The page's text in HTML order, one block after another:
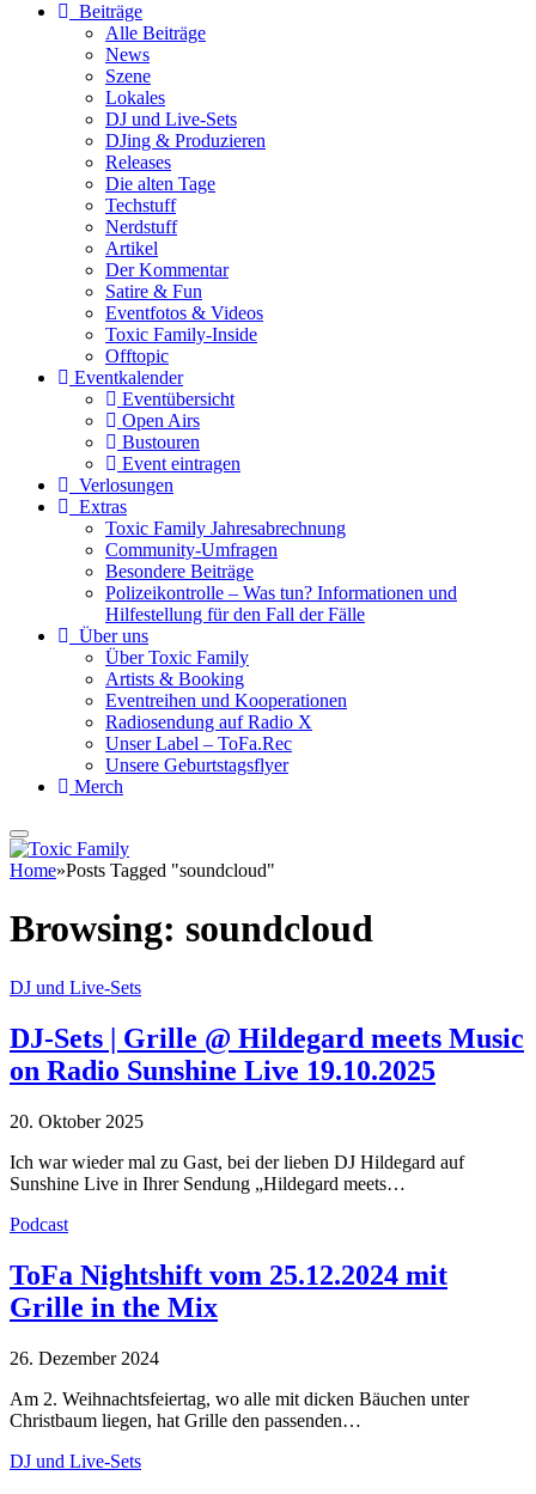
Beiträge
Alle Beiträge
News
Szene
Lokales
DJ und Live-Sets
DJing & Produzieren
Releases
Die alten Tage
Techstuff
Nerdstuff
Artikel
Der Kommentar
Satire & Fun
Eventfotos & Videos
Toxic Family-Inside
Offtopic
Eventkalender
Eventübersicht
Open Airs
Bustouren
Event eintragen
Verlosungen
Extras
Toxic Family Jahresabrechnung
Community-Umfragen
Besondere Beiträge
Polizeikontrolle – Was tun? Informationen und
Hilfestellung für den Fall der Fälle
Über uns
Über Toxic Family
Artists & Booking
Eventreihen und Kooperationen
Radiosendung auf Radio X
Unser Label – ToFa.Rec
Unsere Geburtstagsflyer
Merch
Home»Posts Tagged "soundcloud"
Browsing: soundcloud
DJ und Live-Sets
DJ-Sets | Grille @ Hildegard meets Music
on Radio Sunshine Live 19.10.2025
20. Oktober 2025
Ich war wieder mal zu Gast, bei der lieben DJ Hildegard auf
Sunshine Live in Ihrer Sendung „Hildegard meets…
Podcast
ToFa Nightshift vom 25.12.2024 mit
Grille in the Mix
26. Dezember 2024
Am 2. Weihnachtsfeiertag, wo alle mit dicken Bäuchen unter
Christbaum liegen, hat Grille den passenden…
DJ und Live-Sets